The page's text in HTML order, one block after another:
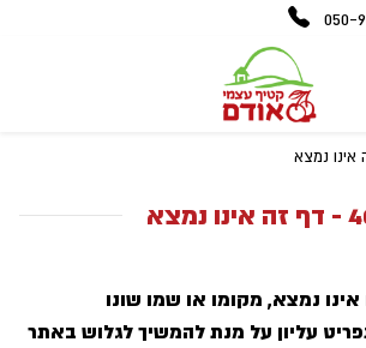
050-
נמצא
נמצא, מקומו או שמו שונו
עליון על מנת להמשיך לגלוש באתר